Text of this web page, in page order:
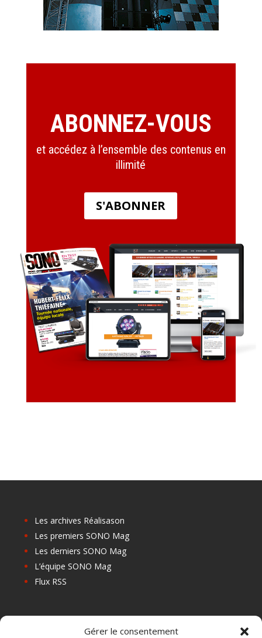
Gérer le consentement
ABONNEZ-VOUS
et accédez à l’ensemble des contenus en
illimité
S'ABONNER
Les archives Réalisason
Les premiers SONO Mag
Les derniers SONO Mag
L’équipe SONO Mag
Flux RSS